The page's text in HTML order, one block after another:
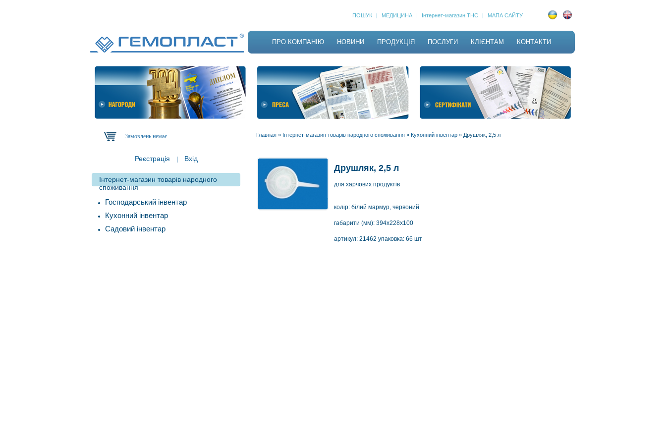
ПОШУК | МЕДИЦИНА | Інтернет-магазин ТНС | МАПА САЙТУ
ПРО КОМПАНІЮ НОВИНИ ПРОДУКЦІЯ ПОСЛУГИ КЛІЄНТАМ КОНТАКТИ
Замовлень немає
Реєстрація Вхід
Інтернет-магазин товарів народного
споживання
Господарський інвентар
Кухонний інвентар
Садовий інвентар
Главная » Інтернет-магазин товарів народного споживання » Кухонний інвентар » Друшляк, 2,5 л
Друшляк, 2,5 л
для харчових продуктів
колір: білий мармур, червоний
габарити (мм): 394х228х100
артикул: 21462 упаковка: 66 шт